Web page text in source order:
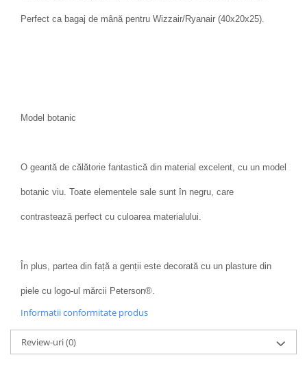
Perfect ca bagaj de mână pentru Wizzair/Ryanair (40x20x25).
Model botanic
O geantă de călătorie fantastică din material excelent, cu un model
botanic viu. Toate elementele sale sunt în negru, care
contrastează perfect cu culoarea materialului.
În plus, partea din față a genții este decorată cu un plasture din
piele cu logo-ul mărcii Peterson®.
Informatii conformitate produs
Review-uri(0)